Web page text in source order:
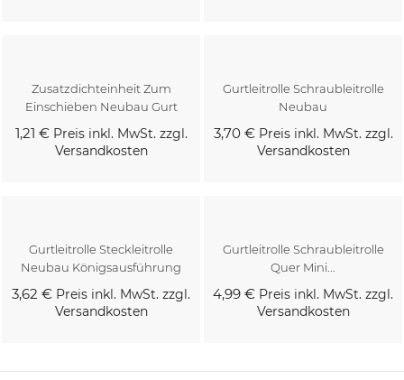
Zusatzdichteinheit Zum
Einschieben Neubau Gurt
1,21 €Preis inkl. MwSt. zzgl.
Versandkosten
Gurtleitrolle Schraubleitrolle
Neubau
3,70 €Preis inkl. MwSt. zzgl.
Versandkosten
Gurtleitrolle Steckleitrolle
Neubau Königsausführung
3,62 € Preis inkl. MwSt. zzgl.
Versandkosten
Gurtleitrolle Schraubleitrolle
Quer Mini...
4,99 € Preis inkl. MwSt. zzgl.
Versandkosten